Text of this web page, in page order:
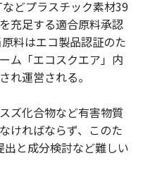
どプラスチック素材39
充足する適合原料承認
料はエコ製品認証のた
ム「エコスクエア」内
れ運営される。
ズ化合物など有害物質
ければならず、このた
と成分検討など難しい